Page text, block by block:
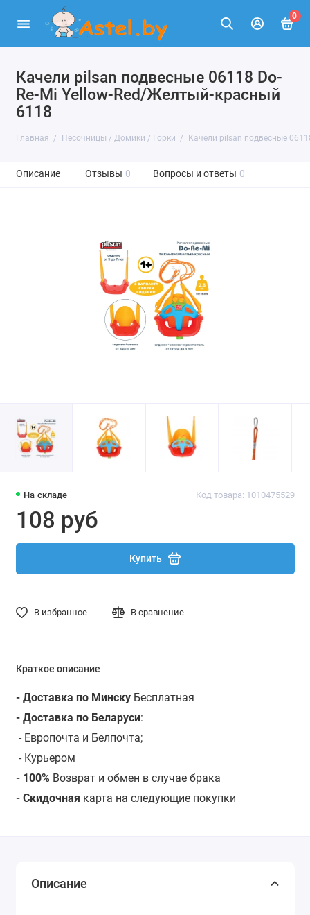
0
Качели pilsan подвесные 06118 Do-
Re-Mi Yellow-Red/Желтый-красный
6118
Главная Песочницы / Домики / Горки Качели pilsan подвесные
Описание Отзывы 0 Вопросы и ответы 0
На складе Код товара: 1010475529
108 руб
Купить
В избранное В сравнение
Краткое описание
- Доставка по МинскуБесплатная
- Доставка по Беларуси:
- Европочта и Белпочта;
- Курьером
- 100% Возврат и обмен в случае брака
- Скидочная карта на следующие покупки
Описание